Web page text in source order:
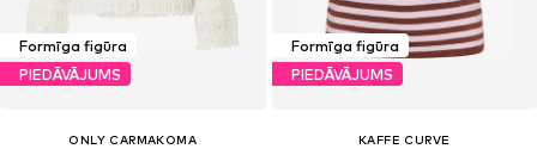
Formīga figūra
PIEDĀVĀJUMS
ONLY CARMAKOMA
Formīga figūra
PIEDĀVĀJUMS
KAFFE CURVE